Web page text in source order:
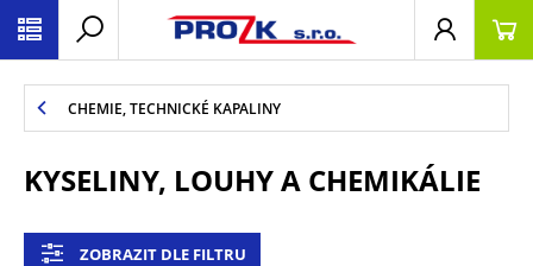
CHEMIE, TECHNICKÉ KAPALINY
KYSELINY, LOUHY A CHEMIKÁLIE
ZOBRAZIT DLE FILTRU